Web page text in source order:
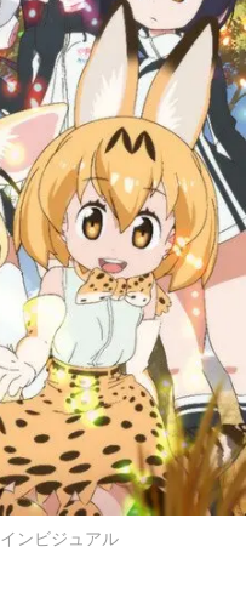
ンビジュアル